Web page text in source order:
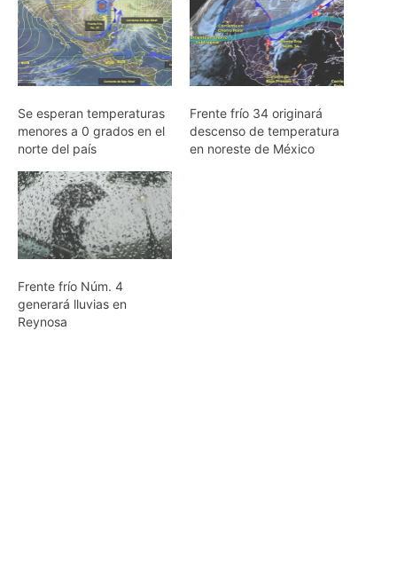
Se esperan temperaturas
menores a 0 grados en el
norte del país
Frente frío 34 originará
descenso de temperatura
en noreste de México
Frente frío Núm. 4
generará lluvias en
Reynosa